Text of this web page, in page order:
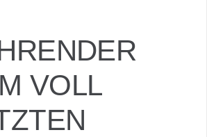
Aktuell
Mitmachen
VOLL